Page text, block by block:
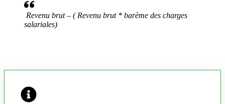
Revenu brut – ( Revenu brut * barème des charges
salariales)